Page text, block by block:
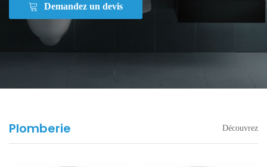
Demandez un devis
Plomberie Découvrez